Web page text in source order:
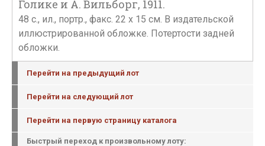
Голике и А. Вильборг, 1911.
48 с., ил., портр., факс. 22 х 15 см. В издательской
иллюстрированной обложке. Потертости задней
обложки.
Перейти на предыдущий лот
Перейти на следующий лот
Перейти на первую страницу каталога
Быстрый переход к произвольному лоту: